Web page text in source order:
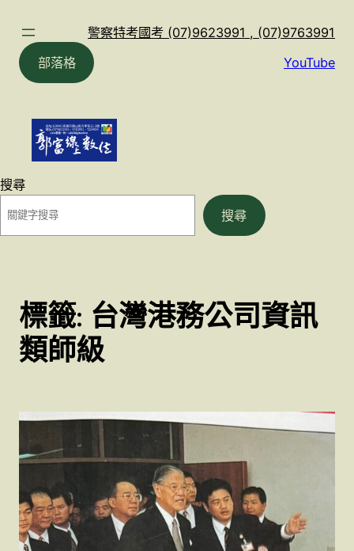
警察特考國考 (07)9623991 , (07)9763991
部落格
YouTube
搜尋
搜尋
標籤: 台灣港務公司資訊
類師級